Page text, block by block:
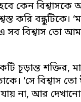
হবে কেন
বন্ধুটিকে।
বিশ্বাস তো
চূড়ান্ত শক্তির,
‘সে
না, আর